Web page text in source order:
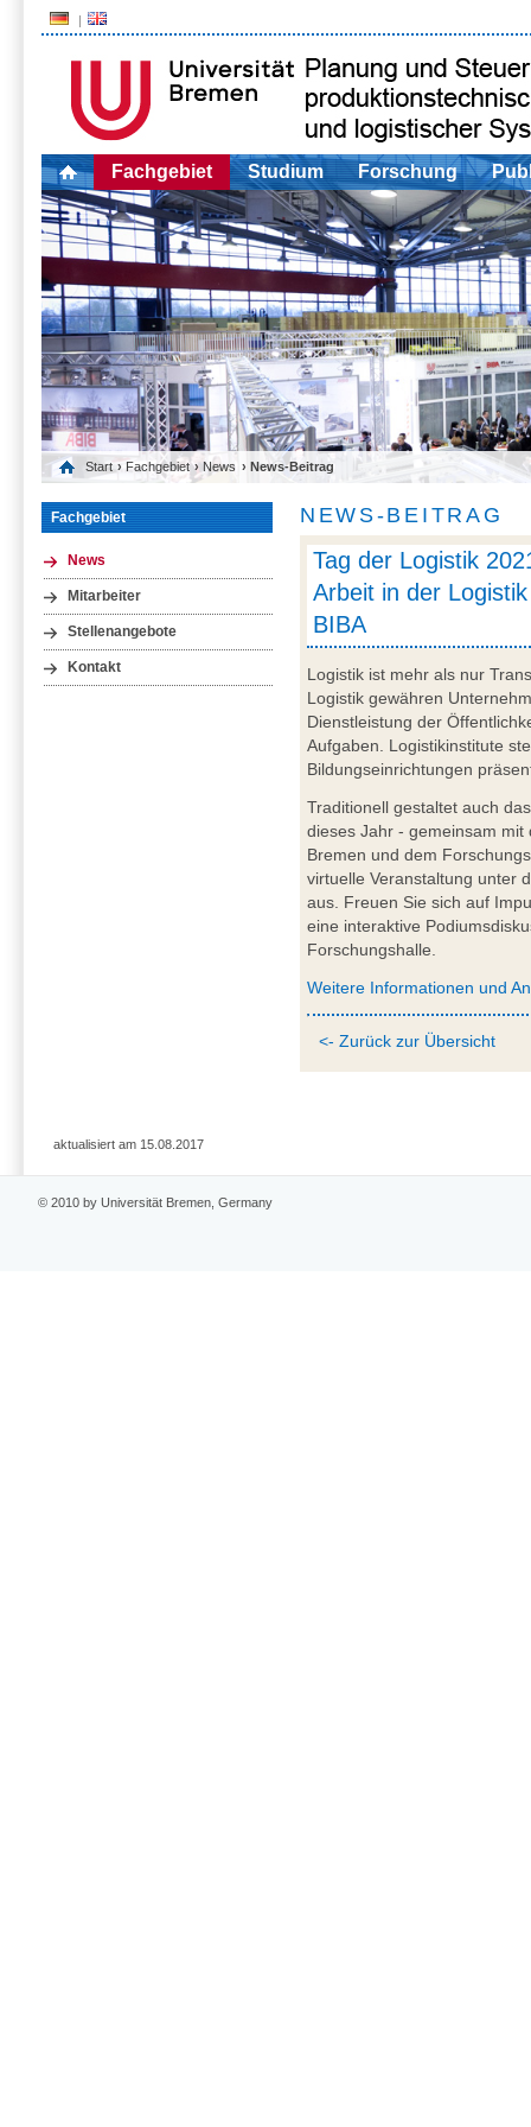
Fachgebiet Studium Forschung
Start › Fachgebiet › News › News-Beitrag
Fachgebiet
News
Mitarbeiter
Stellenangebote
Kontakt
NEWS-BEITRAG
Tag der Logistik
Arbeit in der
BIBA
Logistik ist mehr als nur
Logistik gewähren
Dienstleistung der
Aufgaben. Logistikinstitute
Bildungseinrichtungen
Traditionell gestaltet auch
dieses Jahr - gemeinsam
Bremen und dem
virtuelle Veranstaltung unter
aus. Freuen Sie sich auf
eine interaktive
Forschungshalle.
Weitere Informationen und
<- Zurück zur Übersicht
aktualisiert am 15.08.2017
© 2010 by Universität Bremen, Germany